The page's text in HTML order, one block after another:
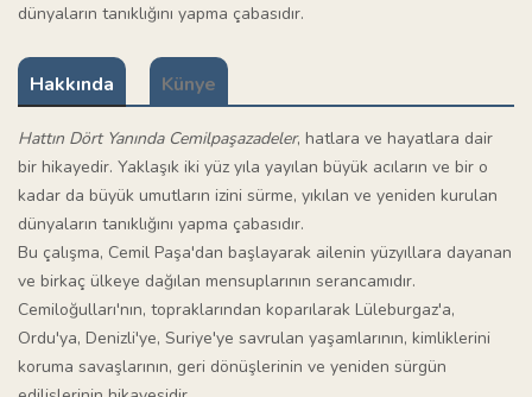
dünyaların tanıklığını yapma çabasıdır.
Hakkında Künye
Hattın Dört Yanında Cemilpaşazadeler, hatlara ve hayatlara dair
bir hikayedir. Yaklaşık iki yüz yıla yayılan büyük acıların ve bir o
kadar da büyük umutların izini sürme, yıkılan ve yeniden kurulan
dünyaların tanıklığını yapma çabasıdır.
Bu çalışma, Cemil Paşa'dan başlayarak ailenin yüzyıllara dayanan
ve birkaç ülkeye dağılan mensuplarının serancamıdır.
Cemiloğulları'nın, topraklarından koparılarak Lüleburgaz'a,
Ordu'ya, Denizli'ye, Suriye'ye savrulan yaşamlarının, kimliklerini
koruma savaşlarının, geri dönüşlerinin ve yeniden sürgün